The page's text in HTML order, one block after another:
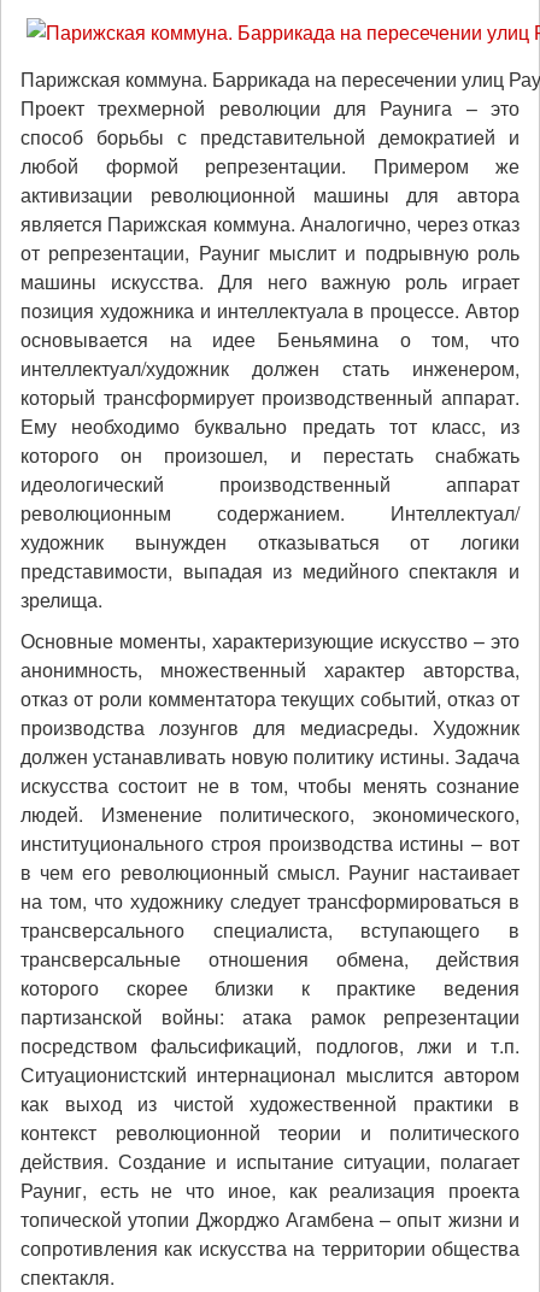
Парижская коммуна. Баррикада на пересечении улиц
Проект трехмерной революции для Раунига – это
способ борьбы с представительной демократией и
любой формой репрезентации. Примером же
активизации революционной машины для автора
является Парижская коммуна. Аналогично, через отказ
от репрезентации, Рауниг мыслит и подрывную роль
машины искусства. Для него важную роль играет
позиция художника и интеллектуала в процессе. Автор
основывается на идее Беньямина о том, что
интеллектуал/художник должен стать инженером,
который трансформирует производственный аппарат.
Ему необходимо буквально предать тот класс, из
которого он произошел, и перестать снабжать
идеологический производственный аппарат
революционным содержанием. Интеллектуал/
художник вынужден отказываться от логики
представимости, выпадая из медийного спектакля и
зрелища.
Основные моменты, характеризующие искусство – это
анонимность, множественный характер авторства,
отказ от роли комментатора текущих событий, отказ от
производства лозунгов для медиасреды. Художник
должен устанавливать новую политику истины. Задача
искусства состоит не в том, чтобы менять сознание
людей. Изменение политического, экономического,
институционального строя производства истины – вот
в чем его революционный смысл. Рауниг настаивает
на том, что художнику следует трансформироваться в
трансверсального специалиста, вступающего в
трансверсальные отношения обмена, действия
которого скорее близки к практике ведения
партизанской войны: атака рамок репрезентации
посредством фальсификаций, подлогов, лжи и т.п.
Ситуационистский интернационал мыслится автором
как выход из чистой художественной практики в
контекст революционной теории и политического
действия. Создание и испытание ситуации, полагает
Рауниг, есть не что иное, как реализация проекта
топической утопии Джорджо Агамбена – опыт жизни и
сопротивления как искусства на территории общества
спектакля.